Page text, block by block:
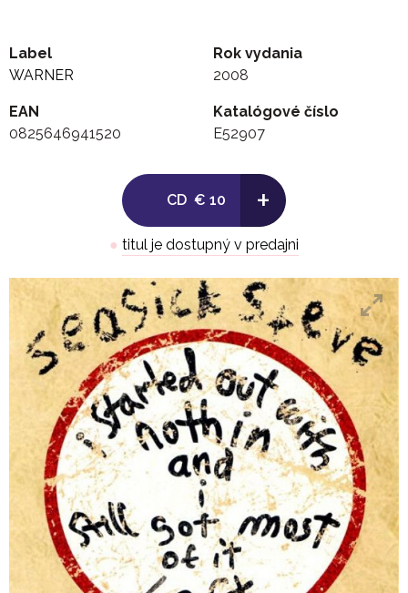
Label
WARNER
Rok vydania
2008
EAN
0825646941520
Katalógové číslo
E52907
CD € 10 +
● titul je dostupný v predajni